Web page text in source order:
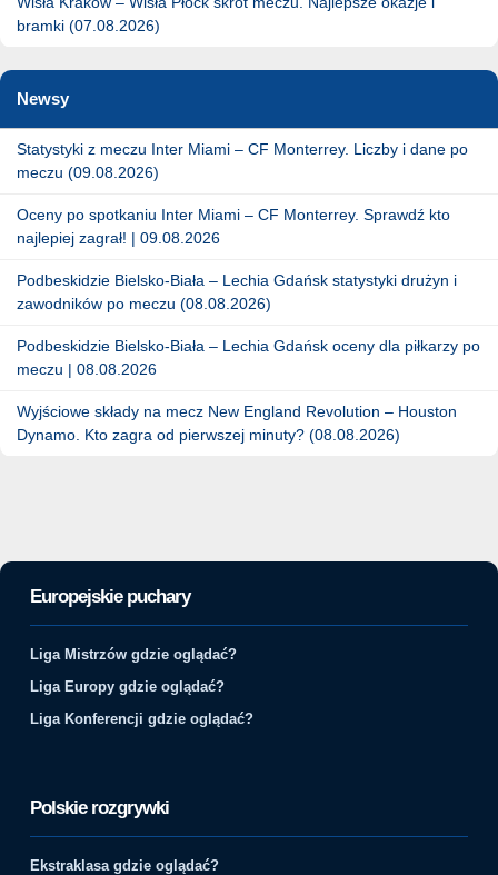
bramki (07.08.2026)
Newsy
Statystyki z meczu Inter Miami – CF Monterrey. Liczby i dane po
meczu (09.08.2026)
Oceny po spotkaniu Inter Miami – CF Monterrey. Sprawdź kto
najlepiej zagrał! | 09.08.2026
Podbeskidzie Bielsko-Biała – Lechia Gdańsk statystyki drużyn i
zawodników po meczu (08.08.2026)
Podbeskidzie Bielsko-Biała – Lechia Gdańsk oceny dla piłkarzy po
meczu | 08.08.2026
Wyjściowe składy na mecz New England Revolution – Houston
Dynamo. Kto zagra od pierwszej minuty? (08.08.2026)
Europejskie puchary
Liga Mistrzów gdzie oglądać?
Liga Europy gdzie oglądać?
Liga Konferencji gdzie oglądać?
Polskie rozgrywki
Ekstraklasa gdzie oglądać?